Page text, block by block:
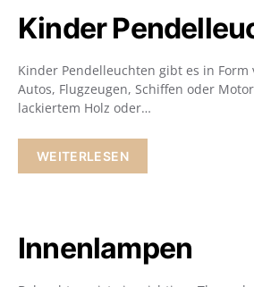
Kinder
Kinder Pendelleuchten gibt es in Form
Autos, Flugzeugen, Schiffen oder
lackiertem Holz oder…
WEITERLESEN
Innenlampen